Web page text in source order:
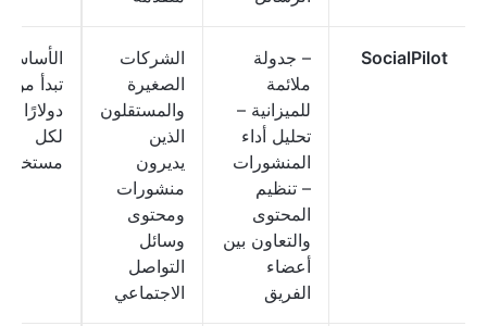
SocialPilot
– جدولة
ملائمة
للميزانية –
تحليل أداء
المنشورات
– تنظيم
المحتوى
والتعاون بين
أعضاء
الفريق
الشركات
الصغيرة
والمستقلون
الذين
يديرون
منشورات
ومحتوى
وسائل
التواصل
الاجتماعي
دولارًا
لكل
مستخدم